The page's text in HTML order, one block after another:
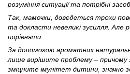
розуміння ситуації та потрібні
Так, мамочки, доведеться трохи
та докласти невеликі зусилля. Але
порівняти.
За допомогою ароматних
лише вирішите проблему – причому
зміцните імунітет дитини, значно